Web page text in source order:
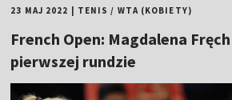
23 MAJ 2022 TENIS / WTA (KOBIETY)
French Open: Magdalena
pierwszej rundzie